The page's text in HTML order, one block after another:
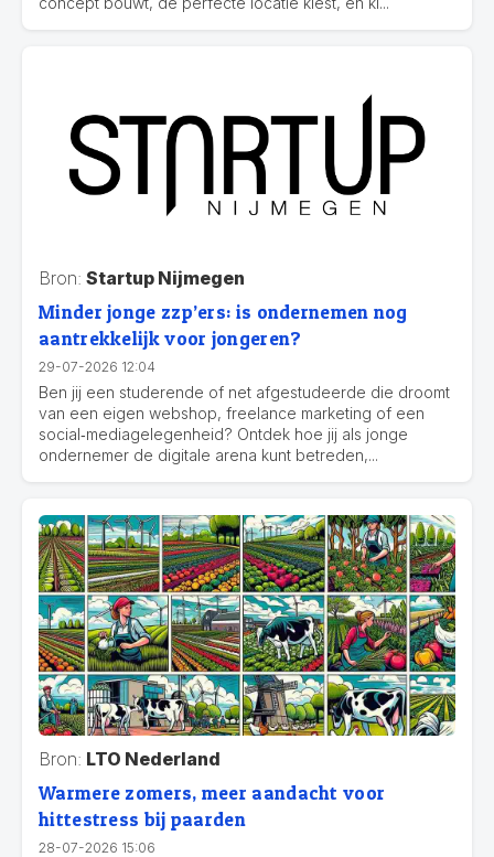
Bron: Startup Nijmegen
Minder jonge zzp’ers: is ondernemen nog
aantrekkelijk voor jongeren?
29-07-2026 12:04
Ben jij een studerende of net afgestudeerde die droomt
van een eigen webshop, freelance marketing of een
social‑mediagelegenheid? Ontdek hoe jij als jonge
ondernemer de digitale arena kunt betreden,...
Bron: LTO Nederland
Warmere zomers, meer aandacht voor
hittestress bij paarden
28-07-2026 15:06